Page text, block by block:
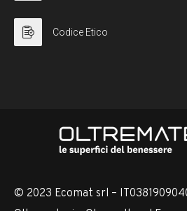
Codice Etico
© 2023 Ecomat srl –